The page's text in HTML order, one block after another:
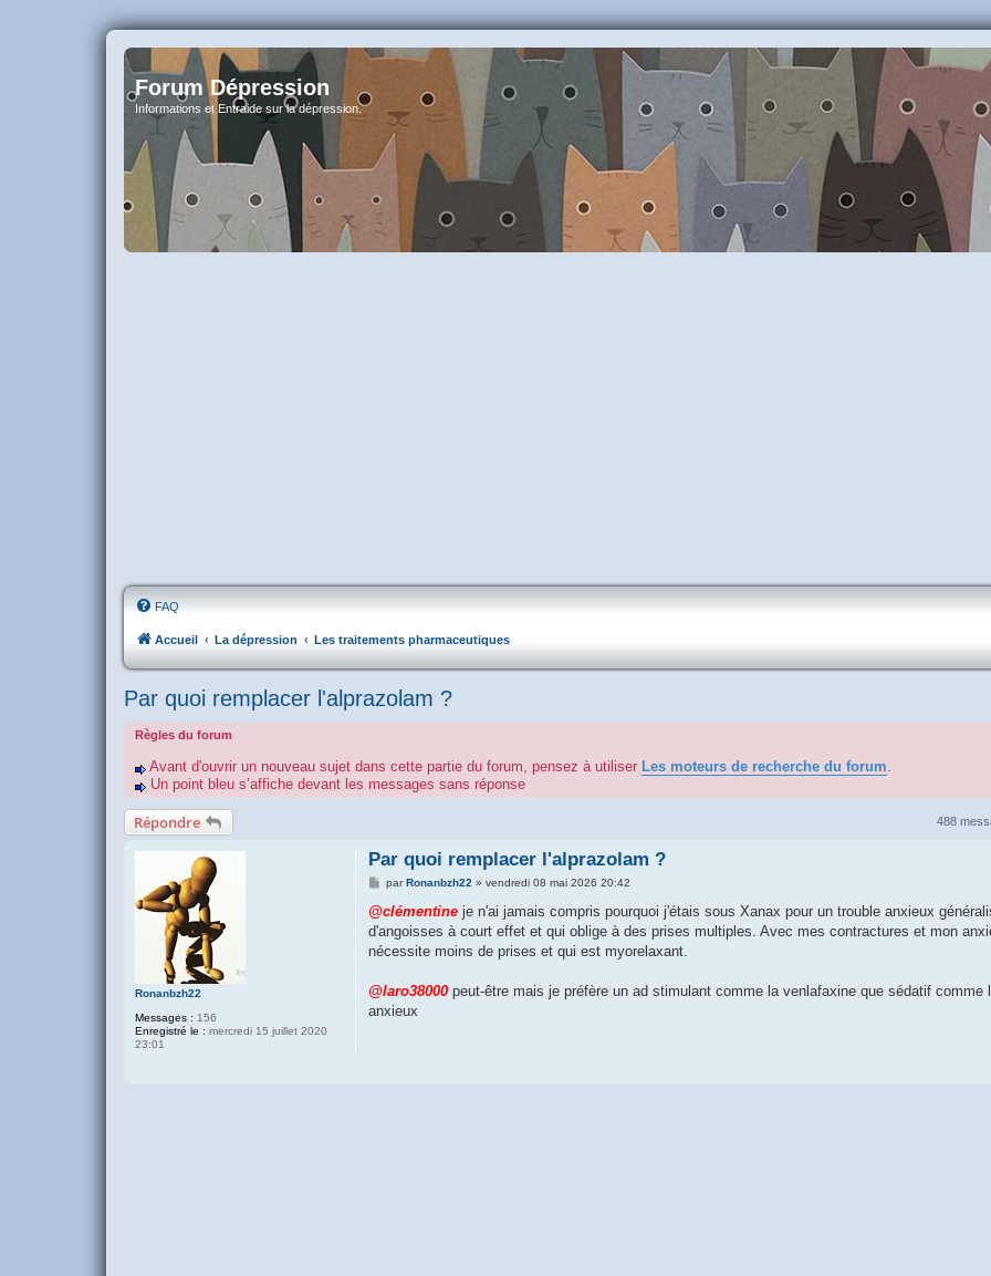
Forum Dépression
Informations et Entraide sur la dépression.
FAQ
Accueil La dépression Les traitements pharmaceutiques
Par quoi remplacer l'alprazolam ?
Règles du forum
Avant d'ouvrir un nouveau sujet dans cette partie du forum, pensez à utiliser Les moteurs de recherche du forum.
Un point bleu s’affiche devant les messages sans réponse
Répondre 488
Ronanbzh22
Messages : 156
Enregistré le : mercredi 15 juillet 2020
23:01
Par quoi remplacer l'alprazolam ?
M
s
a
g
parRonanbzh22 » vendredi 08 mai 2026 20:42
@clémentine je n'ai jamais compris pourquoi j'étais sous Xanax pour un trouble anxieux
d'angoisses à court effet et qui oblige à des prises multiples. Avec mes contractures et mon
nécessite moins de prises et qui est myorelaxant.
@laro38000 peut-être mais je préfère un ad stimulant comme la venlafaxine que sédatif
anxieux